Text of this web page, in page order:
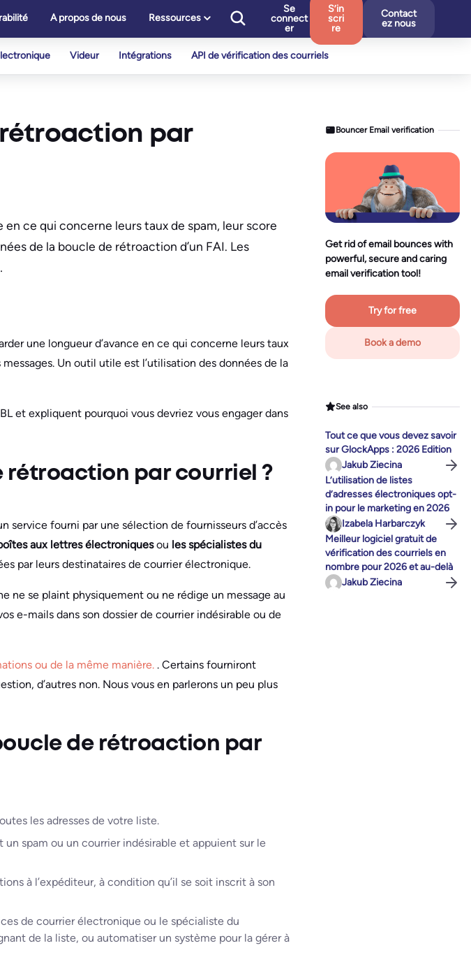
A propos de nous Ressources
Se
connect
er
S’in
scri
re
Contact
ez nous
Videur Intégrations API de vérification des courriels
rétroaction par
ce qui concerne leurs taux de spam, leur score
de la boucle de rétroaction d’un FAI. Les
une longueur d’avance en ce qui concerne leurs taux
Un outil utile est l’utilisation des données de la
et expliquent pourquoi vous devriez vous engager dans
rétroaction par courriel ?
service fourni par une sélection de fournisseurs d’accès
aux lettres électroniquesou les spécialistes du
par leurs destinataires de courrier électronique.
ne se plaint physiquement ou ne rédige un message au
e-mails dans son dossier de courrier indésirable ou de
ou de la même manière. . Certains fourniront
d’autres non. Nous vous en parlerons un peu plus
de rétroaction par
les adresses de votre liste.
spam ou un courrier indésirable et appuient sur le
à l’expéditeur, à condition qu’il se soit inscrit à son
de courrier électronique ou le spécialiste du
de la liste, ou automatiser un système pour la gérer à
Bouncer Email verification
Get rid of email bounces with
powerful, secure and caring
email verification tool!
Try for free
Book a demo
See also
Tout ce que vous devez savoir
sur GlockApps : 2026 Edition
Jakub Ziecina
L’utilisation de listes
d’adresses électroniques opt-
in pour le marketing en 2026
Izabela Harbarczyk
Meilleur logiciel gratuit de
vérification des courriels en
nombre pour 2026 et au-delà
Jakub Ziecina